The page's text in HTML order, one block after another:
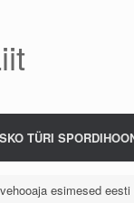
TÜRI
esimesed